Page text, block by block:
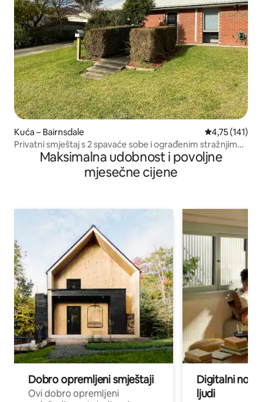
Kuća – Bairnsdale Prosječna
4,75 (141)
Privatni smještaj s 2 spavaće sobe i ograđenim stražnjim
dvorištem.Maksimalna udobnost i povoljne
mjesečne cijene
Dobro opremljeni smještaji
Ovi dobro opremljeni
Digitalni
ljudi